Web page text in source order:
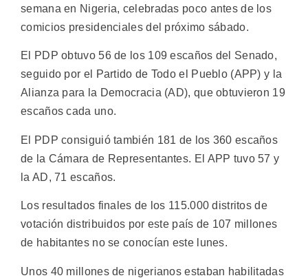
semana en Nigeria, celebradas poco antes de los
comicios presidenciales del próximo sábado.
El PDP obtuvo 56 de los 109 escaños del Senado,
seguido por el Partido de Todo el Pueblo (APP) y la
Alianza para la Democracia (AD), que obtuvieron 19
escaños cada uno.
El PDP consiguió también 181 de los 360 escaños
de la Cámara de Representantes. El APP tuvo 57 y
la AD, 71 escaños.
Los resultados finales de los 115.000 distritos de
votación distribuidos por este país de 107 millones
de habitantes no se conocían este lunes.
Unos 40 millones de nigerianos estaban habilitadas